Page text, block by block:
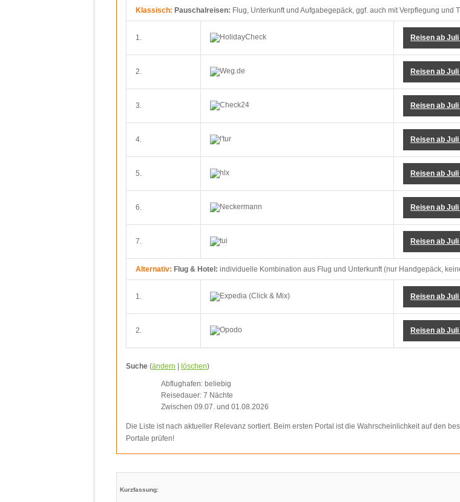
Klassisch: Pauschalreisen: Flug, Unterkunft und Aufgabegepäck, ggf. auch mit Verpflegung und
1. Reisen ab
2. Reisen ab
3. Reisen ab
4. Reisen ab
5. Reisen ab
6. Reisen ab
7. Reisen ab
Alternativ: Flug & Hotel: individuelle Kombination aus Flug und Unterkunft (nur Handgepäck,
1. Reisen ab
2. Reisen ab
Suche (ändern löschen)
Abflughafen: beliebig
Reisedauer: 7 Nächte
Zwischen 09.07. und 01.08.2026
Die Liste ist nach aktueller Relevanz sortiert. Beim ersten Portal ist die Wahrscheinlichkeit auf den
Portale prüfen!
Kurzfassung: